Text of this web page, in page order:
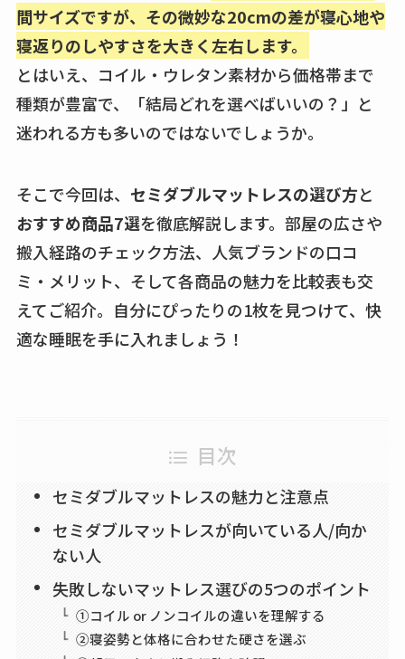
間サイズですが、その微妙な20cmの差が寝心地や
寝返りのしやすさを大きく左右します。
とはいえ、コイル・ウレタン素材から価格帯まで
種類が豊富で、「結局どれを選べばいいの？」と
迷われる方も多いのではないでしょうか。
そこで今回は、 セミダブルマットレスの選び方と
おすすめ商品7選を徹底解説します。部屋の広さや
搬入経路のチェック方法、人気ブランドの口コ
ミ・メリット、そして各商品の魅力を比較表も交
えてご紹介。自分にぴったりの1枚を見つけて、快
適な睡眠を手に入れましょう！
目次
セミダブルマットレスの魅力と注意点
セミダブルマットレスが向いている人/向か
ない人
失敗しないマットレス選びの5つのポイント
①コイル or ノンコイルの違いを理解する
②寝姿勢と体格に合わせた硬さを選ぶ